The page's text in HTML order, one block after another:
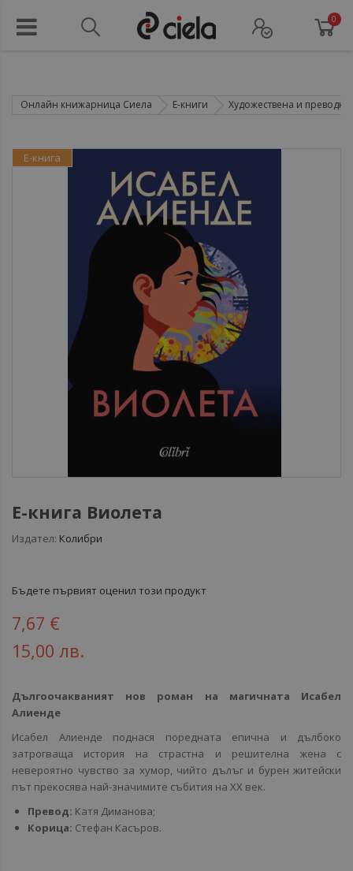
0
Онлайн книжарница Сиела Е-книги Художествена и преводна
Е-книга Виолета
Издател: Колибри
Бъдете първият оценил този продукт
7,67 €
15,00 лв.
Дългоочакваният нов роман на магичната Исабел
Алиенде
Исабел Алиенде поднася поредната епична и дълбоко
затрогваща история на страстна и решителна жена с
невероятно чувство за хумор, чийто дълъг и бурен житейски
път прекосява най-значимите събития на XX век.
Превод: Катя Диманова;
Корица: Стефан Касъров.
Е-книга